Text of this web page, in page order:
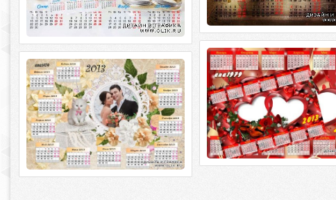
Календарь на 2013 год
тобою дышать научилась
Календарь на 2013 год -
дышать научилась PSD | 2480
300 dpi | 53,22 Мб Дизайн
Календарь для фотошопа -
Котенок
Календарь для фотошопа - Котенок
PSD | 2480 x 3543 | 300 dpi | 41,80 Мб
Дизайн аnа1979